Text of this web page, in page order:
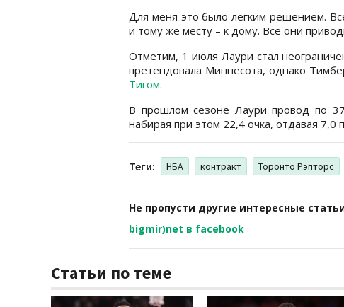
Для меня это было легким решением.
и тому же месту – к дому. Все они
Отметим, 1 июля Лаури стал
претендовала Миннесота, однако
Тигом.
В прошлом сезоне Лаури провод по
набирая при этом 22,4 очка, отдавая
Теги: НБА контракт Торонто Рэпторс
Не пропусти другие интересные
bigmir)net в facebook
Статьи по теме